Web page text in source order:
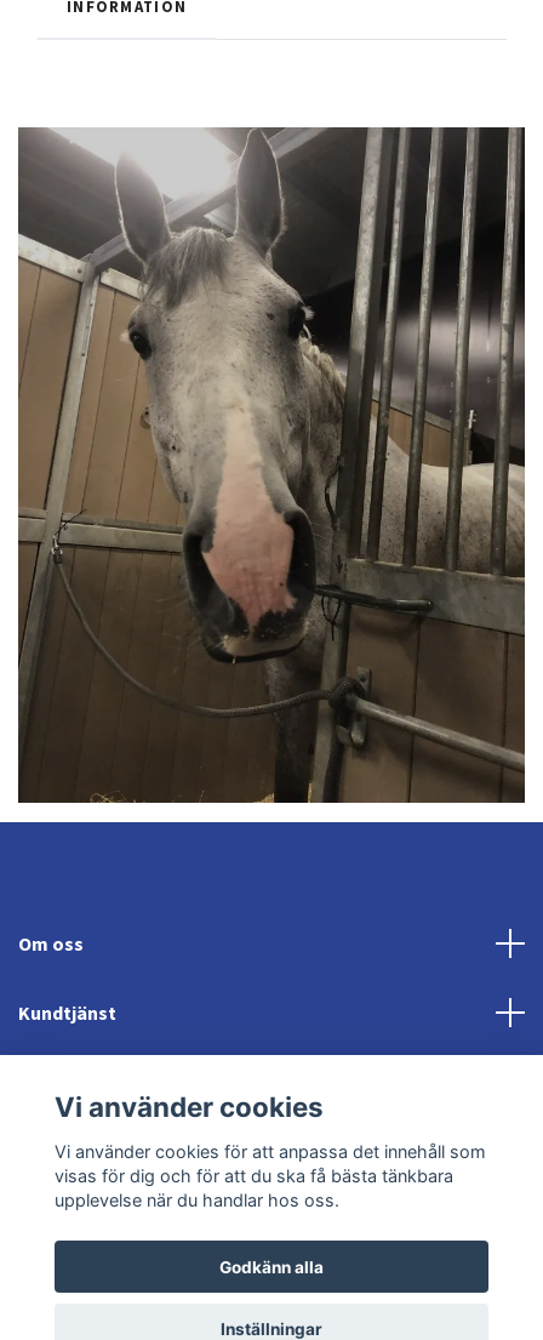
INFORMATION
Om oss
Kundtjänst
Sociala medier
© 2026 Jonröds EquishopPowered by Quickbutik
Vi använder cookies
Vi använder cookies för att anpassa det innehåll som
visas för dig och för att du ska få bästa tänkbara
upplevelse när du handlar hos oss.
Godkänn alla
Inställningar